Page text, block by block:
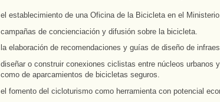
el establecimiento de una Oficina de la Bicicleta en el Ministerio.
campañas de concienciación y difusión sobre la bicicleta.
la elaboración de recomendaciones y guías de diseño de
diseñar o construir conexiones ciclistas entre núcleos urbanos
como de aparcamientos de bicicletas seguros.
el fomento del cicloturismo como herramienta con potencial